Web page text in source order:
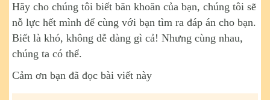
Hãy cho chúng tôi biết băn khoăn của bạn, chúng tôi sẽ
nỗ lực hết mình để cùng với bạn tìm ra đáp án cho bạn.
Biết là khó, không dễ dàng gì cả! Nhưng cùng nhau,
chúng ta có thể.
Cảm ơn bạn đã đọc bài viết này